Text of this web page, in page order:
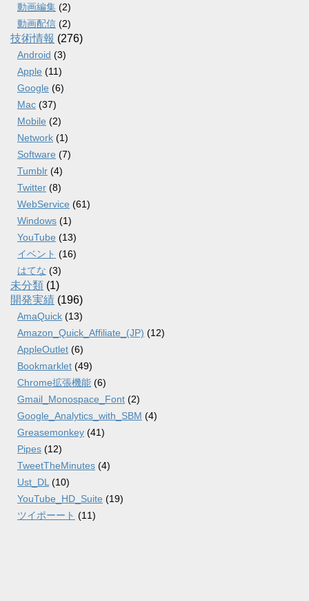
動画編集 (2)
動画配信 (2)
技術情報 (276)
Android (3)
Apple (11)
Google (6)
Mac (37)
Mobile (2)
Network (1)
Software (7)
Tumblr (4)
Twitter (8)
WebService (61)
Windows (1)
YouTube (13)
イベント (16)
はてな (3)
未分類 (1)
開発実績 (196)
AmaQuick (13)
Amazon_Quick_Affiliate_(JP) (12)
AppleOutlet (6)
Bookmarklet (49)
Chrome拡張機能 (6)
Gmail_Monospace_Font (2)
Google_Analytics_with_SBM (4)
Greasemonkey (41)
Pipes (12)
TweetTheMinutes (4)
Ust_DL (10)
YouTube_HD_Suite (19)
ツイポーート (11)